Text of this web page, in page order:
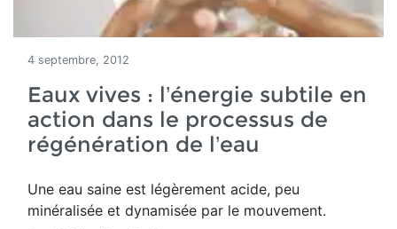
4 septembre, 2012
Eaux vives : l’énergie subtile en
action dans le processus de
régénération de l’eau
Une eau saine est légèrement acide, peu
minéralisée et dynamisée par le mouvement.